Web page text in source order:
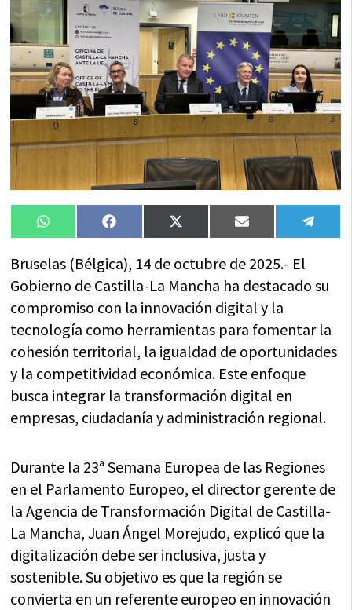
Compartir
en
WhatsAppCompartir
en
FacebookCompartir
en
X
(Twitter)
Compartir
en
Email
en
Bruselas (Bélgica), 14 de octubre de 2025.- El
Gobierno de Castilla-La Mancha ha destacado su
compromiso con la innovación digital y la
tecnología como herramientas para fomentar la
cohesión territorial, la igualdad de oportunidades
y la competitividad económica. Este enfoque
busca integrar la transformación digital en
empresas, ciudadanía y administración regional.
Durante la 23ª Semana Europea de las Regiones
en el Parlamento Europeo, el director gerente de
la Agencia de Transformación Digital de Castilla-
La Mancha, Juan Ángel Morejudo, explicó que la
digitalización debe ser inclusiva, justa y
sostenible. Su objetivo es que la región se
convierta en un referente europeo en innovación